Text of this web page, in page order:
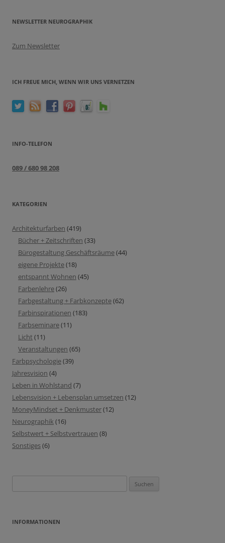
NEWSLETTER NEUROGRAPHIK
Zum Newsletter
ICH FREUE MICH, WENN WIR UNS VERNETZEN
INFO-TELEFON
089 / 680 98 208
KATEGORIEN
Architekturfarben (419)
Bücher + Zeitschriften (33)
Bürogestaltung Geschäftsräume(44)
eigene Projekte(18)
entspannt Wohnen (45)
Farbenlehre(26)
Farbgestaltung + Farbkonzepte(62)
Farbinspirationen (183)
Farbseminare(11)
Licht (11)
Veranstaltungen (65)
Farbpsychologie(39)
Jahresvision (4)
Leben in Wohlstand (7)
Lebensvision + Lebensplan umsetzen (12)
MoneyMindset + Denkmuster(12)
Neurographik(16)
Selbstwert + Selbstvertrauen (8)
Sonstiges(6)
nach:
INFORMATIONEN